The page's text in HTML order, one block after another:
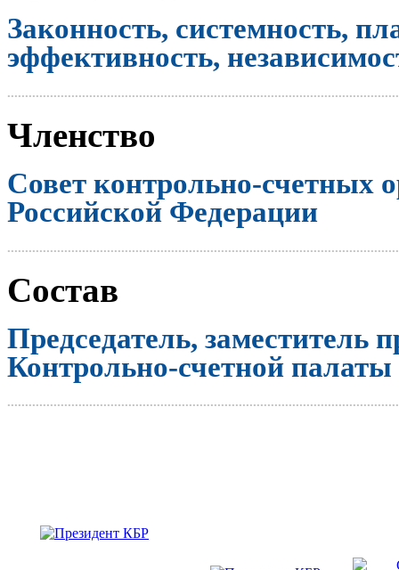
Законность, системность,
эффективность,
Членство
Совет контрольно-счетных
Российской Федерации
Состав
Председатель, заместитель
Контрольно-счетной палаты